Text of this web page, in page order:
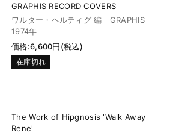
GRAPHIS RECORD COVERS
ワルター・ヘルティグ 編 GRAPHIS
1974年
価格:6,600円(税込)
在庫切れ
The Work of Hipgnosis 'Walk Away
Rene'